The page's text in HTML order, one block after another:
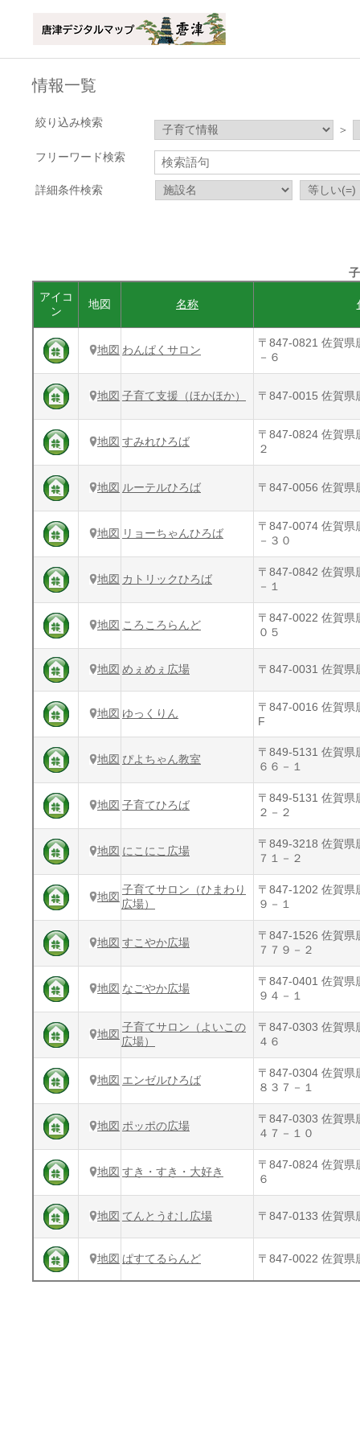
情報一覧
絞り込み検索
＞
フリーワード検索
詳細条件検索
アイコ
ン
地図 名称
地図 わんぱくサロン
〒847-0821 佐賀県
－６
地図 子育て支援（ほかほか） 〒847-0015 佐賀県
地図 すみれひろば
〒847-0824 佐賀県
２
地図 ルーテルひろば 〒847-0056 佐賀県
地図 リョーちゃんひろば
〒847-0074 佐賀県
－３０
地図 カトリックひろば
〒847-0842 佐賀県
－１
地図 ころころらんど
〒847-0022 佐賀県
０５
地図 めぇめぇ広場 〒847-0031 佐賀県
地図 ゆっくりん
〒847-0016 佐賀
F
地図 ぴよちゃん教室
〒849-5131 佐賀県
６６－１
地図 子育てひろば
〒849-5131 佐賀県
２－２
地図 にこにこ広場
〒849-3218 佐賀県
７１－２
地図
子育てサロン（ひまわり
広場）
〒847-1202 佐賀県
９－１
地図 すこやか広場
〒847-1526 佐賀県
７７９－２
地図 なごやか広場
〒847-0401 佐賀県
９４－１
地図
子育てサロン（よいこの
広場）
〒847-0303 佐賀県
４６
地図 エンゼルひろば
〒847-0304 佐賀県
８３７－１
地図 ポッポの広場
〒847-0303 佐賀県
４７－１０
地図 すき・すき・大好き
〒847-0824 佐賀県
６
地図 てんとうむし広場 〒847-0133 佐賀県
地図 ぱすてるらんど 〒847-0022 佐賀県